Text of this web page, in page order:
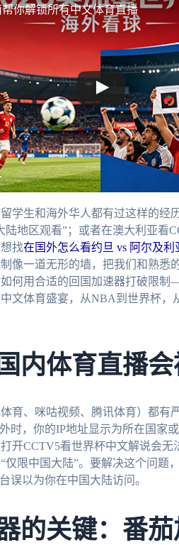
你解锁所有中文体育直播
学生和海外华人都有过这样的经
陆地区观看”；或者在澳大利亚看
找在国外怎么看约旦 vs 阿尔及
像一道无形的墙，把我们和熟悉
何用合适的回国加速器打破限
文体育盛宴，从NBA到世界杯，
内体育直播会
育、咪咕视频、腾讯体育）都有
时，你的IP地址显示为所在国家
开CCTV5看世界杯中文解说会无
仅限中国大陆”。要解决这个问题
误以为你在中国大陆访问。
的关键：番